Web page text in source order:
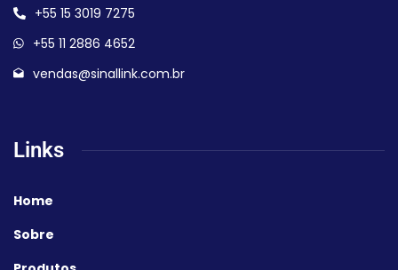
+55 15 3019 7275
+55 11 2886 4652
vendas@sinallink.com.br
Links
Home
Sobre